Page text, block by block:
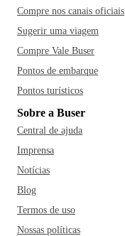
Compre nos canais oficiais
Sugerir uma viagem
Compre Vale Buser
Pontos de embarque
Pontos turísticos
Sobre a Buser
Central de ajuda
Imprensa
Notícias
Blog
Termos de uso
Nossas políticas